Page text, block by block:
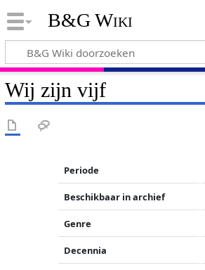
B&G Wiki
Wij zijn vijf
Periode
Beschikbaar in archief
Genre
Decennia